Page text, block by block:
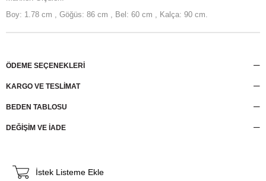
Boy: 1.78 cm , Göğüs: 86 cm , Bel: 60 cm , Kalça: 90 cm.
ÖDEME SEÇENEKLERI
KARGO VE TESLİMAT
BEDEN TABLOSU
DEĞİŞİM VE İADE
İstek Listeme Ekle